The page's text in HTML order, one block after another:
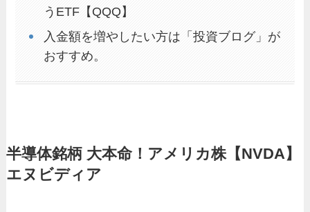
うETF【QQQ】
入金額を増やしたい方は「投資ブログ」が
おすすめ。
半導体銘柄 大本命！アメリカ株【NVDA】
エヌビディア